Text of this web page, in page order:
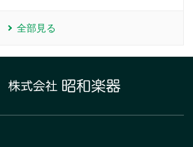
全部見る